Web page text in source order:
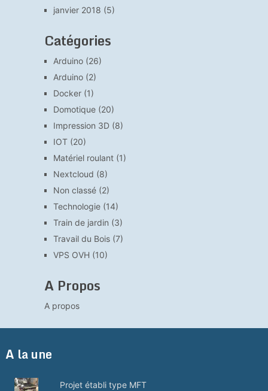
janvier 2018 (5)
Catégories
Arduino(26)
Arduino(2)
Docker(1)
Domotique(20)
Impression 3D(8)
IOT(20)
Matériel roulant(1)
Nextcloud (8)
Non classé(2)
Technologie(14)
Train de jardin (3)
Travail du Bois(7)
VPS OVH (10)
A Propos
A propos
A la une
Projet établi type MFT